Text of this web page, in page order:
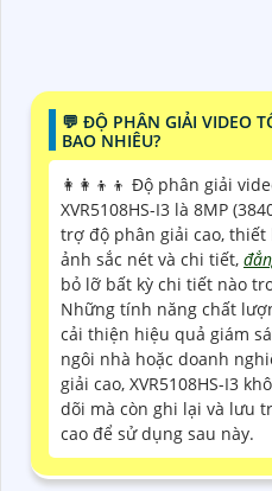
️💬 ĐỘ PHÂN GIẢI VIDEO
BAO NHIÊU?
👩‍👩‍👦‍👦 Độ phân giải
XVR5108HS-I3 là 8MP
trợ độ phân giải cao,
ảnh sắc nét và chi tiết,
bỏ lỡ bất kỳ chi tiết nào
Những tính năng chất
cải thiện hiệu quả giám
ngôi nhà hoặc doanh
giải cao, XVR5108HS-I3
dõi mà còn ghi lại và lưu
cao để sử dụng sau này.